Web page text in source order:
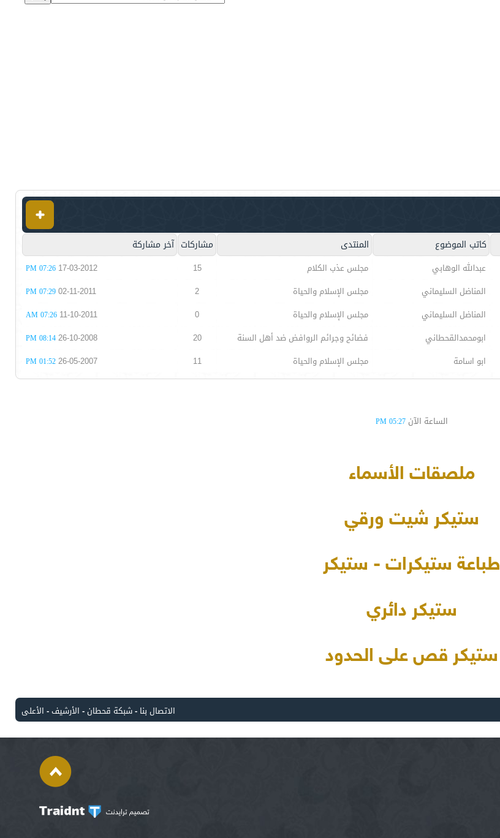
كاتب الموضوع المنتدى مشاركات آخر مشاركة
عبدالله الوهابي مجلس عذب الكلام 15
17-03-2012
07:26 PM
المناضل السليماني مجلس الإسلام والحياة 2
02-11-2011
07:29 PM
المناضل السليماني مجلس الإسلام والحياة 0
11-10-2011
07:26 AM
ابومحمدالقحطاني فضائح وجرائم الروافض ضد أهل السنة 20
26-10-2008
08:14 PM
ابو اسامة مجلس الإسلام والحياة 11
26-05-2007
01:52 PM
الساعة الآن 05:27 PM
ملصقات الأسماء
ستيكر شيت ورقي
طباعة ستيكرات - ستيكر
ستيكر دائري
ستيكر قص على الحدود
الاتصال بنا -شبكة قحطان- الأرشيف- الأعلى